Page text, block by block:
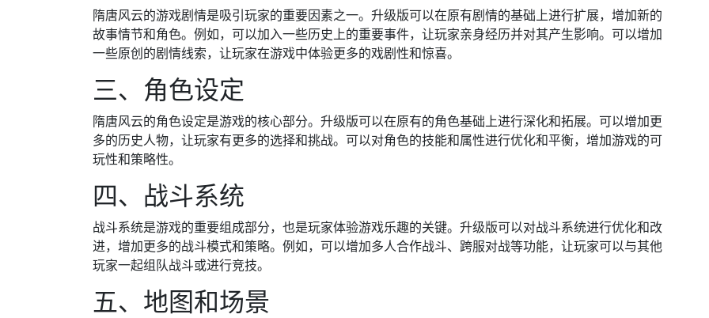
隋唐风云的游戏剧情是吸引玩家的重要因素之一。升级版可以在原有剧情的基础上进行扩展，增加新的
故事情节和角色。例如，可以加入一些历史上的重要事件，让玩家亲身经历并对其产生影响。可以增加
一些原创的剧情线索，让玩家在游戏中体验更多的戏剧性和惊喜。
三、角色设定
隋唐风云的角色设定是游戏的核心部分。升级版可以在原有的角色基础上进行深化和拓展。可以增加更
多的历史人物，让玩家有更多的选择和挑战。可以对角色的技能和属性进行优化和平衡，增加游戏的可
玩性和策略性。
四、战斗系统
战斗系统是游戏的重要组成部分，也是玩家体验游戏乐趣的关键。升级版可以对战斗系统进行优化和改
进，增加更多的战斗模式和策略。例如，可以增加多人合作战斗、跨服对战等功能，让玩家可以与其他
玩家一起组队战斗或进行竞技。
五、地图和场景